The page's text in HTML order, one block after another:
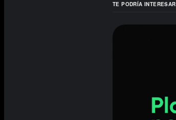
TE PODRÍA INTERESAR